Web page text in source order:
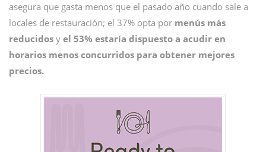
asegura que gasta menos que el pasado año cuando sale a
locales de restauración; el 37% opta por menús más
reducidos y el 53% estaría dispuesto a acudir en
horarios menos concurridos para obtener mejores
precios.